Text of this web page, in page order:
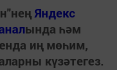
Яндекс
ында һәм
иң мөһим,
күзәтегез.